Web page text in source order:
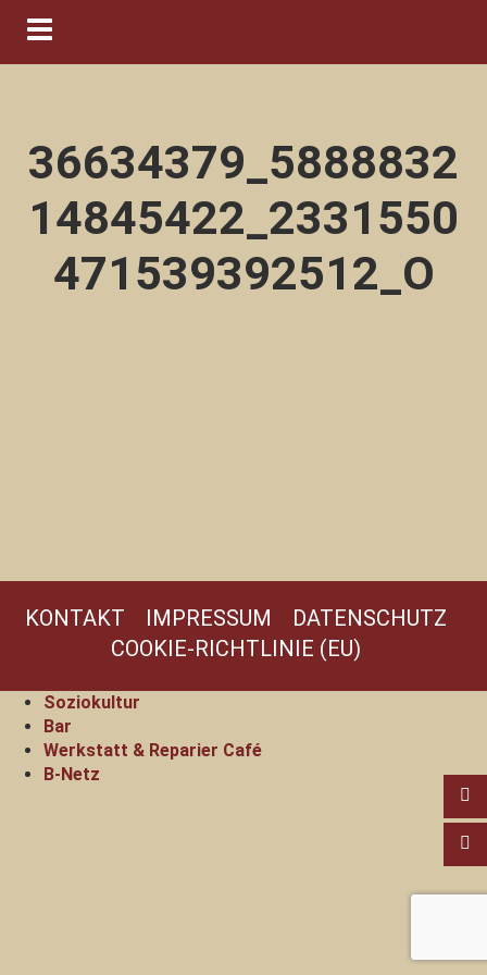
Navigation ein-/ausblenden
36634379_5888832
14845422_2331550
471539392512_O
KONTAKT IMPRESSUM
DATENSCHUTZ
COOKIE-RICHTLINIE (EU)
Soziokultur
Bar
Werkstatt & Reparier Café
B-Netz